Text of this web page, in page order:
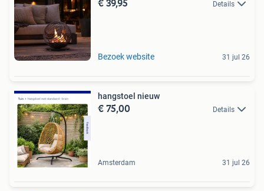
Details
Bezoek website 31 jul 26
hangstoel nieuw
€ 75,00 Details
Amsterdam 31 jul 26